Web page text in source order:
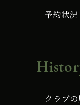
予約状況
クラブ